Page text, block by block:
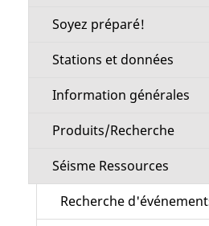
Soyez préparé!
Stations et données
Information générales
Produits/Recherche
Séisme Ressources
Recherche